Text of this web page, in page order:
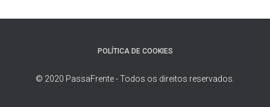
POLÍTICA DE COOKIES
© 2020 PassaFrente - Todos os direitos reservados.